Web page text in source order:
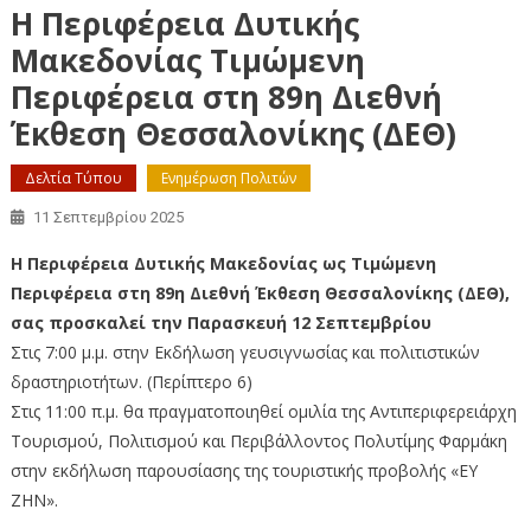
Η Περιφέρεια Δυτικής
Μακεδονίας Τιμώμενη
Περιφέρεια στη 89η Διεθνή
Έκθεση Θεσσαλονίκης (ΔΕΘ)
Δελτία Τύπου Ενημέρωση Πολιτών
11 Σεπτεμβρίου 2025
Η Περιφέρεια Δυτικής Μακεδονίας ως Τιμώμενη
Περιφέρεια στη 89η Διεθνή Έκθεση Θεσσαλονίκης (ΔΕΘ),
σας προσκαλεί την Παρασκευή 12 Σεπτεμβρίου
Στις 7:00 μ.μ. στην Εκδήλωση γευσιγνωσίας και πολιτιστικών
δραστηριοτήτων. (Περίπτερο 6)
Στις 11:00 π.μ. θα πραγματοποιηθεί ομιλία της Αντιπεριφερειάρχη
Τουρισμού, Πολιτισμού και Περιβάλλοντος Πολυτίμης Φαρμάκη
στην εκδήλωση παρουσίασης της τουριστικής προβολής «ΕΥ
ΖΗΝ».